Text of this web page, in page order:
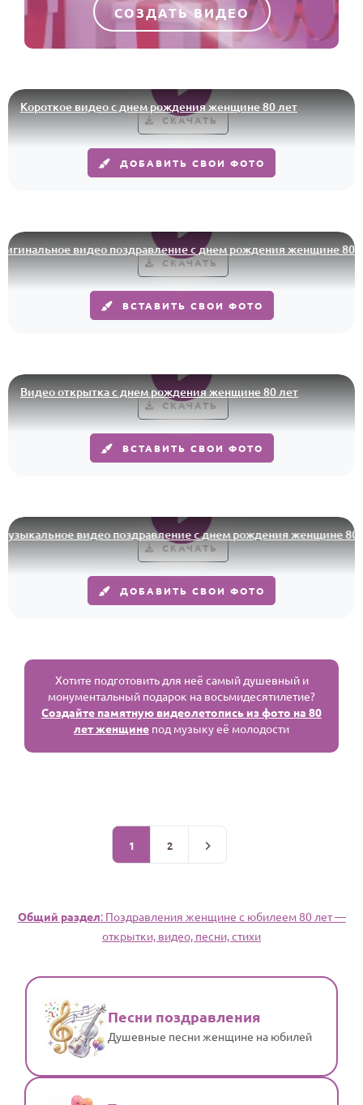
СОЗДАТЬ ВИДЕО
Короткое видео с днем рождения женщине 80 лет
СКАЧАТЬ
ДОБАВИТЬ СВОИ ФОТО
видео поздравление с днем рождения женщине 80 лет
СКАЧАТЬ
ВСТАВИТЬ СВОИ ФОТО
Видео открытка с днем рождения женщине 80 лет
СКАЧАТЬ
ВСТАВИТЬ СВОИ ФОТО
видео поздравление с днем рождения женщине 80 лет
СКАЧАТЬ
ДОБАВИТЬ СВОИ ФОТО
Хотите подготовить для неё самый душевный и
монументальный подарок на восьмидесятилетие?
Создайте памятную видеолетопись из фото на 80
лет женщине под музыку её молодости
1 2
Общий раздел: Поздравления женщине с юбилеем 80 лет —
открытки, видео, песни, стихи
Песни поздравления
Душевные песни женщине на юбилей